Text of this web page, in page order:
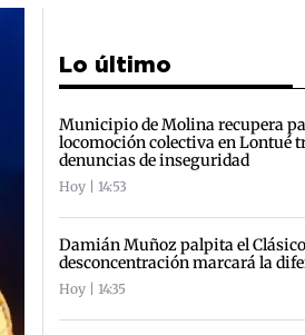
Lo último
Municipio de Molina recupera
locomoción colectiva en Lontué
denuncias de inseguridad
Hoy | 14:53
Damián Muñoz palpita el
desconcentración marcará la
Hoy | 14:35